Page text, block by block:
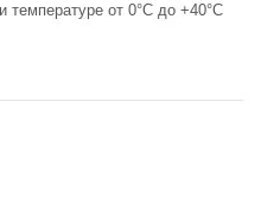
температуре от 0°С до +40°С